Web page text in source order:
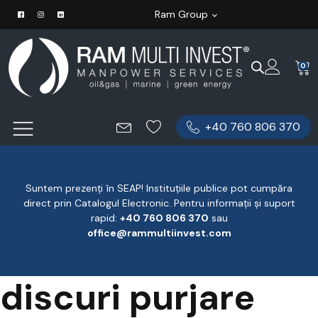
Ram Group
0
+40 760 806 370
Suntem prezenți în SEAP! Instituțiile publice pot cumpăra
direct prin Catalogul Electronic. Pentru informații și suport
rapid: ‪+40 760 806 370 ‬ sau
office@rammultiinvest.com
discuri purjare